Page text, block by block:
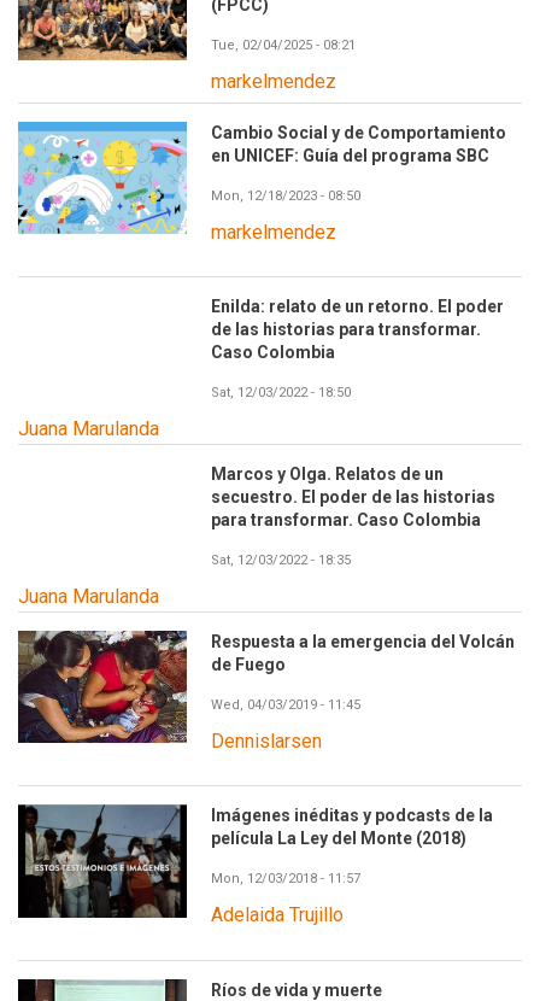
(FPCC)
Tue, 02/04/2025 - 08:21
markelmendez
Cambio Social y de Comportamiento
en UNICEF: Guía del programa SBC
Mon, 12/18/2023 - 08:50
markelmendez
Enilda: relato de un retorno. El poder
de las historias para transformar.
Caso Colombia
Sat, 12/03/2022 - 18:50
Juana Marulanda
Marcos y Olga. Relatos de un
secuestro. El poder de las historias
para transformar. Caso Colombia
Sat, 12/03/2022 - 18:35
Juana Marulanda
Respuesta a la emergencia del Volcán
de Fuego
Wed, 04/03/2019 - 11:45
Dennislarsen
Imágenes inéditas y podcasts de la
película La Ley del Monte (2018)
Mon, 12/03/2018 - 11:57
Adelaida Trujillo
Ríos de vida y muerte